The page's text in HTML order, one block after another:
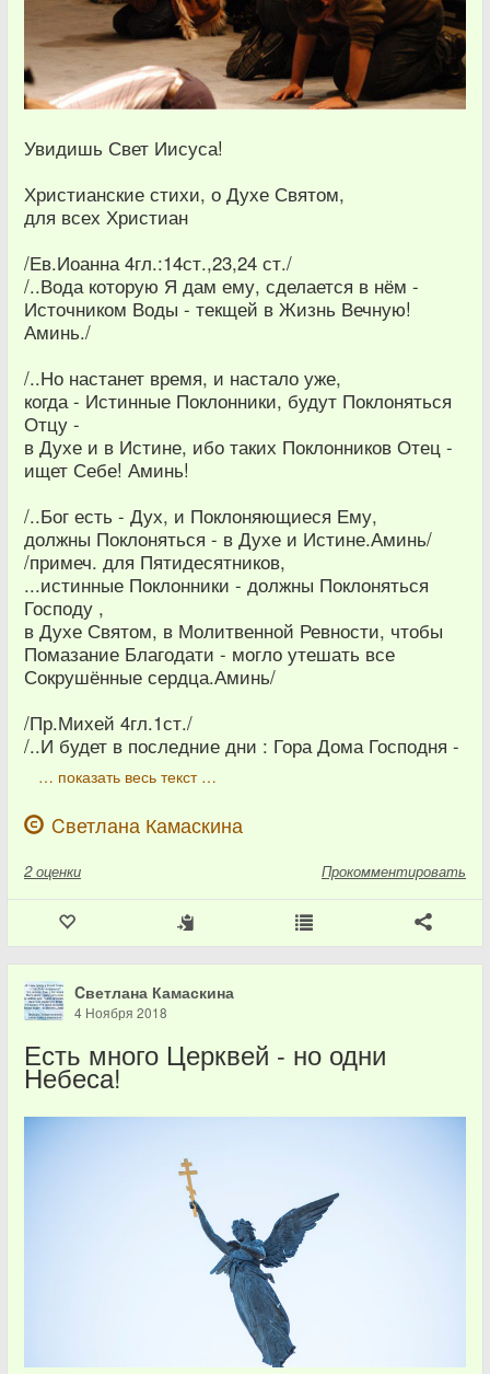
Увидишь Свет Иисуса!
Христианские стихи, о Духе Святом,
для всех Христиан
/Ев.Иоанна 4гл.:14ст.,23,24 ст./
/..Вода которую Я дам ему, сделается в нём -
Источником Воды - текщей в Жизнь Вечную!
Аминь./
/..Но настанет время, и настало уже,
когда - Истинные Поклонники, будут Поклоняться
Отцу -
в Духе и в Истине, ибо таких Поклонников Отец -
ищет Себе! Аминь!
/..Бог есть - Дух, и Поклоняющиеся Ему,
должны Поклоняться - в Духе и Истине.Аминь/
/примеч. для Пятидесятников,
...истинные Поклонники - должны Поклоняться
Господу ,
в Духе Святом, в Молитвенной Ревности, чтобы
Помазание Благодати - могло утешать все
Сокрушённые сердца.Аминь/
/Пр.Михей 4гл.1ст./
/..И будет в последние дни : Гора Дома Господня -
… показать весь текст …
Cветлана Камаскина
2 оценки Прокомментировать
Cветлана Камаскина
4 Ноября 2018
Есть много Церквей - но одни
Небеса!